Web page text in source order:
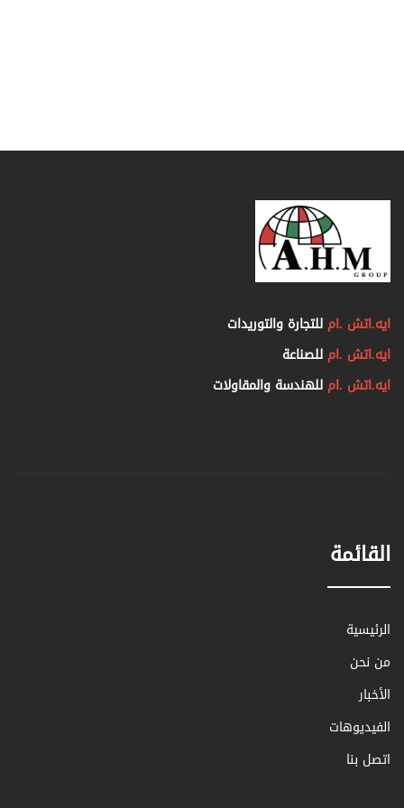
ايه.اتش .ام للتجارة والتوريدات
ايه.اتش .ام للصناعة
ايه.اتش .ام للهندسة والمقاولات
القائمة
الرئيسية
من نحن
الأخبار
الفيديوهات
اتصل بنا